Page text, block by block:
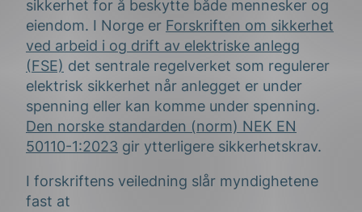
sikkerhet for å beskytte både mennesker og
eiendom. I Norge er Forskriften om sikkerhet
ved arbeid i og drift av elektriske anlegg
(FSE) det sentrale regelverket som regulerer
elektrisk sikkerhet når anlegget er under
spenning eller kan komme under spenning.
Den norske standarden (norm) NEK EN
50110-1:2023 gir ytterligere sikkerhetskrav.
I forskriftens veiledning slår myndighetene
fast at